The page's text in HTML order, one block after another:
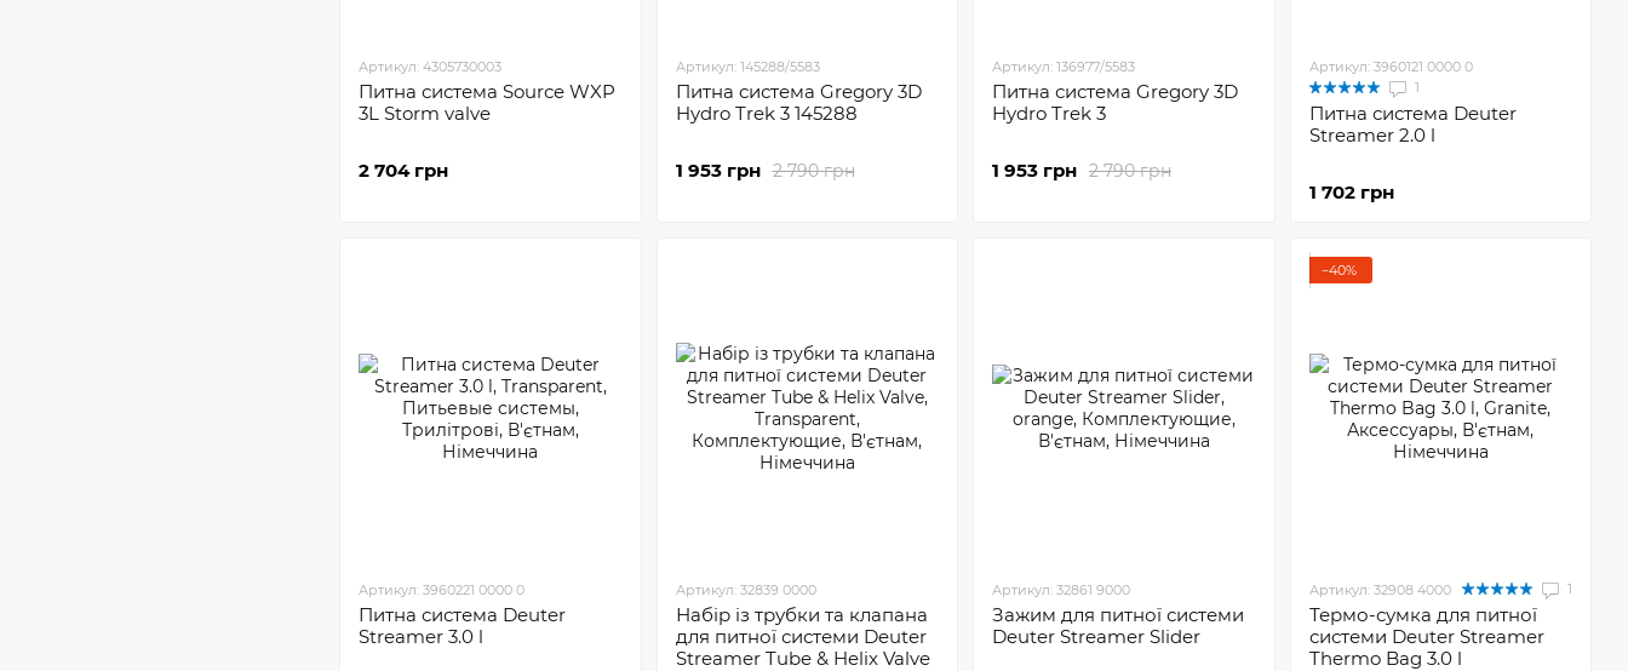
Артикул: 4305730003
Питна система Sourсe WXP
3L Storm valve
2 704 грн
Артикул: 145288/5583
Питна система Gregory 3D
Hydro Trek 3 145288
2 790 грн
1 953 грн
Артикул: 136977/5583
Питна система Gregory 3D
Hydro Trek 3
2 790 грн
1 953 грн
Артикул: 3960121 0000 0
1
Питна система Deuter
Streamer 2.0 l
1 702 грн
Артикул: 3960221 0000 0
Питна система Deuter
Streamer 3.0 l
Артикул: 32839 0000
Набір із трубки та клапана
для питної системи Deuter
Streamer Tube & Helix Valve
Артикул: 32861 9000
Зажим для питної системи
Deuter Streamer Slider
−40%
Артикул: 32908 4000 1
Термо-сумка для питної
системи Deuter Streamer
Thermo Bag 3.0 l